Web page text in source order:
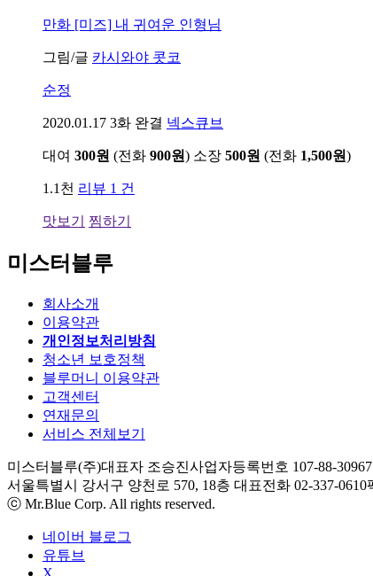
만화 [미즈] 내 귀여운 인형님
그림/글 카시와야 콧코
순정
2020.01.17 3화 완결 넥스큐브
대여 300원 (전화 900원) 소장 500원 (전화 1,500원)
1.1천 리뷰 1 건
맛보기 찜하기
미스터블루
회사소개
이용약관
개인정보처리방침
청소년 보호정책
블루머니 이용약관
고객센터
연재문의
서비스 전체보기
미스터블루(주)대표자 조승진사업자등록번호 107-88-30967
서울특별시 강서구 양천로 570, 18층 대표전화 02-337-0610
ⓒ Mr.Blue Corp. All rights reserved.
네이버 블로그
유튜브
X